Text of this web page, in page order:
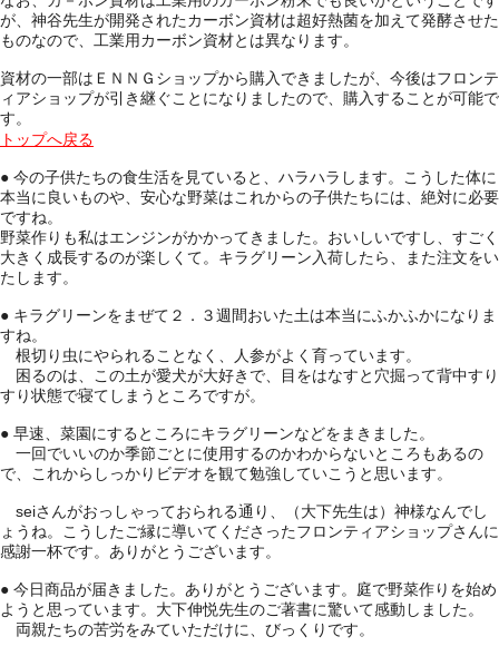
が、神谷先生が開発されたカーボン資材は超好熱菌を加えて発酵させた
ものなので、工業用カーボン資材とは異なります。
資材の一部はＥＮＮＧショップから購入できましたが、今後はフロンテ
ィアショップが引き継ぐことになりましたので、購入することが可能で
す。
トップへ戻る
● 今の子供たちの食生活を見ていると、ハラハラします。こうした体に
本当に良いものや、安心な野菜はこれからの子供たちには、絶対に必要
ですね。
野菜作りも私はエンジンがかかってきました。おいしいですし、すごく
大きく成長するのが楽しくて。キラグリーン入荷したら、また注文をい
たします。
● キラグリーンをまぜて２．３週間おいた土は本当にふかふかになりま
すね。
根切り虫にやられることなく、人参がよく育っています。
困るのは、この土が愛犬が大好きで、目をはなすと穴掘って背中すり
すり状態で寝てしまうところですが。
● 早速、菜園にするところにキラグリーンなどをまきました。
一回でいいのか季節ごとに使用するのかわからないところもあるの
で、これからしっかりビデオを観て勉強していこうと思います。
seiさんがおっしゃっておられる通り、（大下先生は）神様なんでし
ょうね。こうしたご縁に導いてくださったフロンティアショップさんに
感謝一杯です。ありがとうございます。
● 今日商品が届きました。ありがとうございます。庭で野菜作りを始め
ようと思っています。大下伸悦先生のご著書に驚いて感動しました。
両親たちの苦労をみていただけに、びっくりです。